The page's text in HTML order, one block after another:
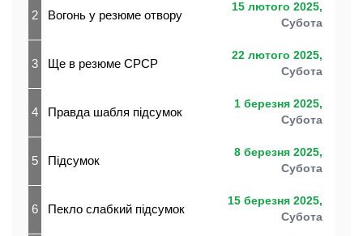
2 Вогонь у резюме отвору
15 лютого 2025,
Субота
3 Ще в резюме СРСР
22 лютого 2025,
Субота
4 Правда шабля підсумок
1 березня 2025,
Субота
5 Підсумок
8 березня 2025,
Субота
6 Пекло слабкий підсумок
15 березня 2025,
Субота